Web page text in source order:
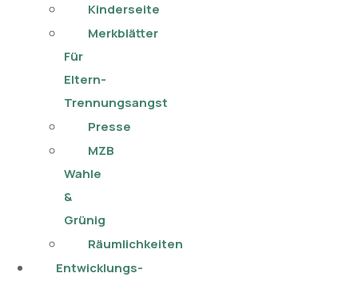
Kinderseite
Merkblätter
Für
Eltern-
Trennungsangst
Presse
MZB
Wahle
&
Grünig
Räumlichkeiten
Entwicklungs-